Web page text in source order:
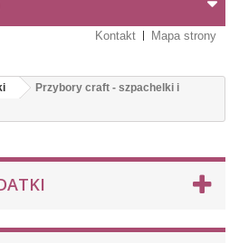
Kontakt Mapa strony
Przybory craft - szpachelki i